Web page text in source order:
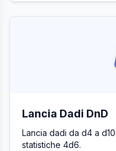
Lancia Dadi DnD
Lancia dadi da d4 a
statistiche 4d6.